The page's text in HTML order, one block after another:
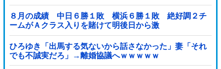
８月の成績 中日６勝１敗 横浜６勝１敗 絶好調２チ
ームがＡクラス入りを賭けて明後日から激
突！！！！！！！！！他
ひろゆき「出馬する気ないから話さなかった」妻「それ
でも不誠実だろ」→離婚協議へｗｗｗｗｗ